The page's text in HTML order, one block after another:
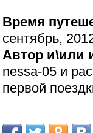
Время
сентябрь,
Автор и\или
nessa-05 и
первой